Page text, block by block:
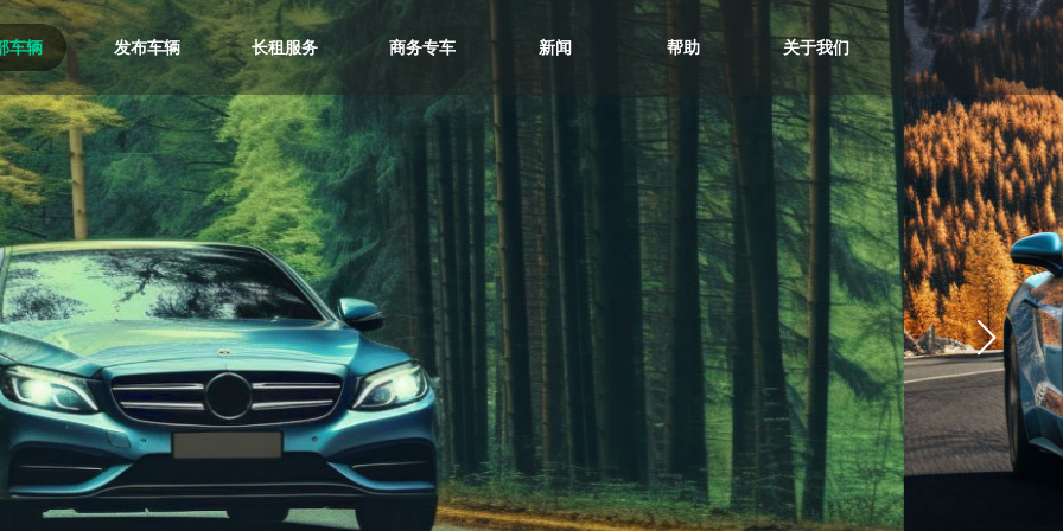
车辆 发布车辆 长租服务 商务专车 新闻 帮助 关于我们